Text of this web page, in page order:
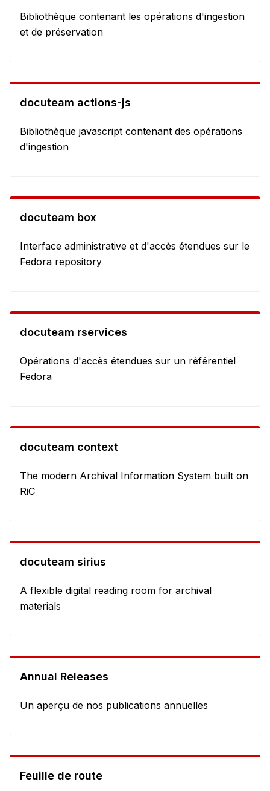
Bibliothèque contenant les opérations d'ingestion
et de préservation
docuteam actions-js
Bibliothèque javascript contenant des opérations
d'ingestion
docuteam box
Interface administrative et d'accès étendues sur le
Fedora repository
docuteam rservices
Opérations d'accès étendues sur un référentiel
Fedora
docuteam context
The modern Archival Information System built on
RiC
docuteam sirius
A flexible digital reading room for archival
materials
Annual Releases
Un aperçu de nos publications annuelles
Feuille de route